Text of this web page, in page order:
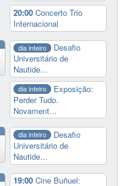
20:00Concerto Trio
Internacional
dia inteiro
Desafio
Universitário de
Nautide...
dia inteiro
Exposição:
Perder Tudo.
Novament...
dia inteiro
Desafio
Universitário de
Nautide...
19:00Cine Buñuel: